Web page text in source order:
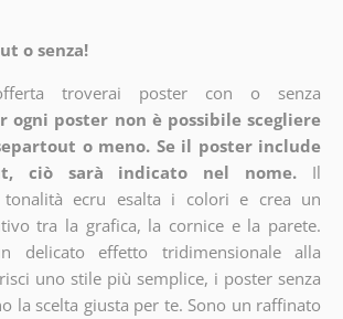
o senza!
troverai poster con o senza
ogni poster non è possibile scegliere
o meno. Se il poster include
ciò sarà indicato nel nome.
Il
tonalità ecru esalta i colori e crea un
tra la grafica, la cornice e la parete.
delicato effetto tridimensionale alla
uno stile più semplice, i poster senza
la scelta giusta per te. Sono un raffinato